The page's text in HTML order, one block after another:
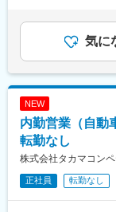
気に
NEW
内勤営業（自動
転勤なし
株式会社タカマコン
正社員 転勤なし